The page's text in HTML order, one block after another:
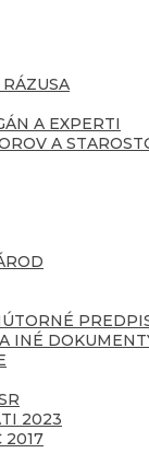
A EXPERTI
A
INÉ
2023
2017